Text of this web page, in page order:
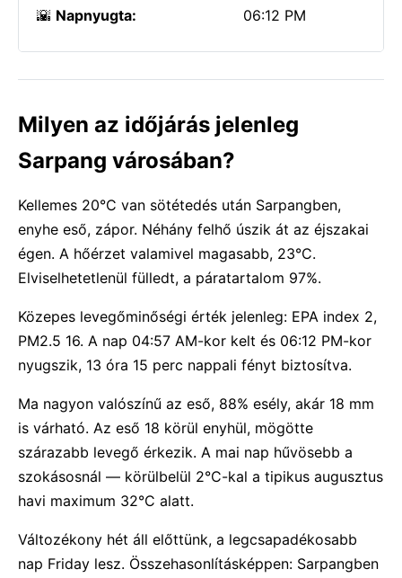
🌇 Napnyugta: 06:12 PM
Milyen az időjárás jelenleg
Sarpang városában?
Kellemes 20°C van sötétedés után Sarpangben,
enyhe eső, zápor. Néhány felhő úszik át az éjszakai
égen. A hőérzet valamivel magasabb, 23°C.
Elviselhetetlenül fülledt, a páratartalom 97%.
Közepes levegőminőségi érték jelenleg: EPA index 2,
PM2.5 16. A nap 04:57 AM-kor kelt és 06:12 PM-kor
nyugszik, 13 óra 15 perc nappali fényt biztosítva.
Ma nagyon valószínű az eső, 88% esély, akár 18 mm
is várható. Az eső 18 körül enyhül, mögötte
szárazabb levegő érkezik. A mai nap hűvösebb a
szokásosnál — körülbelül 2°C-kal a tipikus augusztus
havi maximum 32°C alatt.
Változékony hét áll előttünk, a legcsapadékosabb
nap Friday lesz. Összehasonlításképpen: Sarpangben